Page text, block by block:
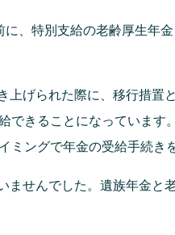
、特別支給の老齢厚生年
げられた際に、移行措置
できることになっています
ミングで年金の受給手続き
ませんでした。遺族年金と